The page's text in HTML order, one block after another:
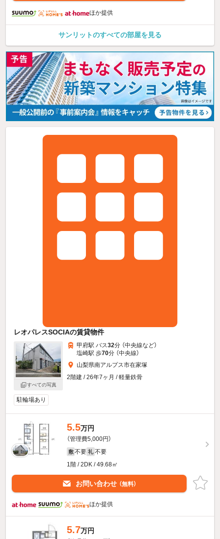
ほか提供
サンリットのすべての部屋を見る
レオパレスSOCIAの賃貸物件
すべての写真
甲府駅 バス32分 （中央線など）
塩崎駅 歩70分 （中央線）
山梨県南アルプス市在家塚
2階建 / 26年7ヶ月 / 軽量鉄骨
駐輪場あり
5.5万円
（管理費5,000円）
敷 不要 礼 不要
1階 / 2DK / 49.68㎡
お問い合わせ （無料）
ほか提供
5.7万円